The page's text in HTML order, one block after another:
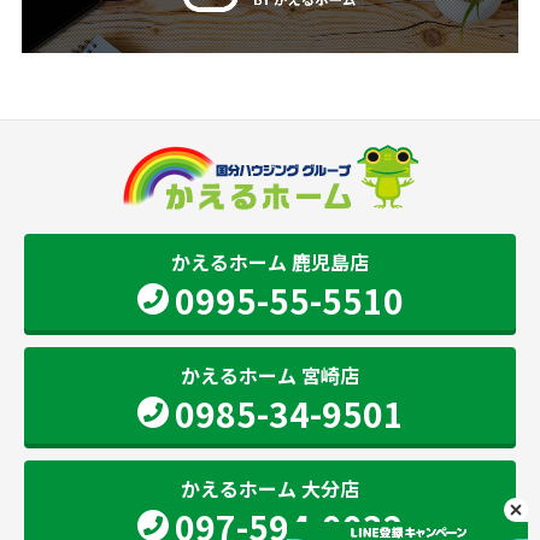
かえるホーム 鹿児島店
0995-55-5510
かえるホーム 宮崎店
0985-34-9501
かえるホーム 大分店
097-594-0032